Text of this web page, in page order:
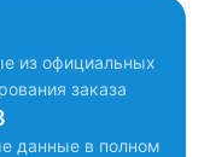
из официальных
заказа
данные в полном